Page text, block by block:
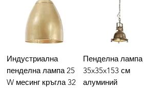
Индустриална
пенделна лампа 25
W месинг кръгла 32
Пенделна лампа
35x35x153 см
алуминий